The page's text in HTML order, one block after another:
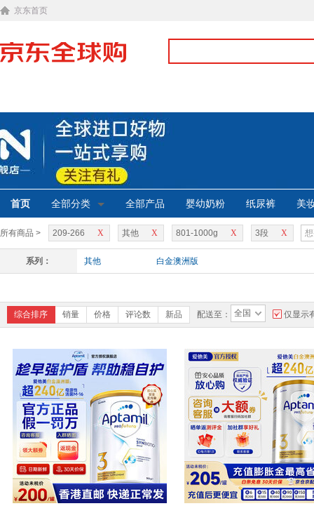
京东首页
首页 全部分类 全部产品 婴幼奶粉 纸尿裤 美
所有商品 > X
209-266 X
其他 X
801-1000g X
3段
系列： 其他 白金澳洲版
综合排序 销量 价格 评论数 新品 配送至： 全国 仅显示